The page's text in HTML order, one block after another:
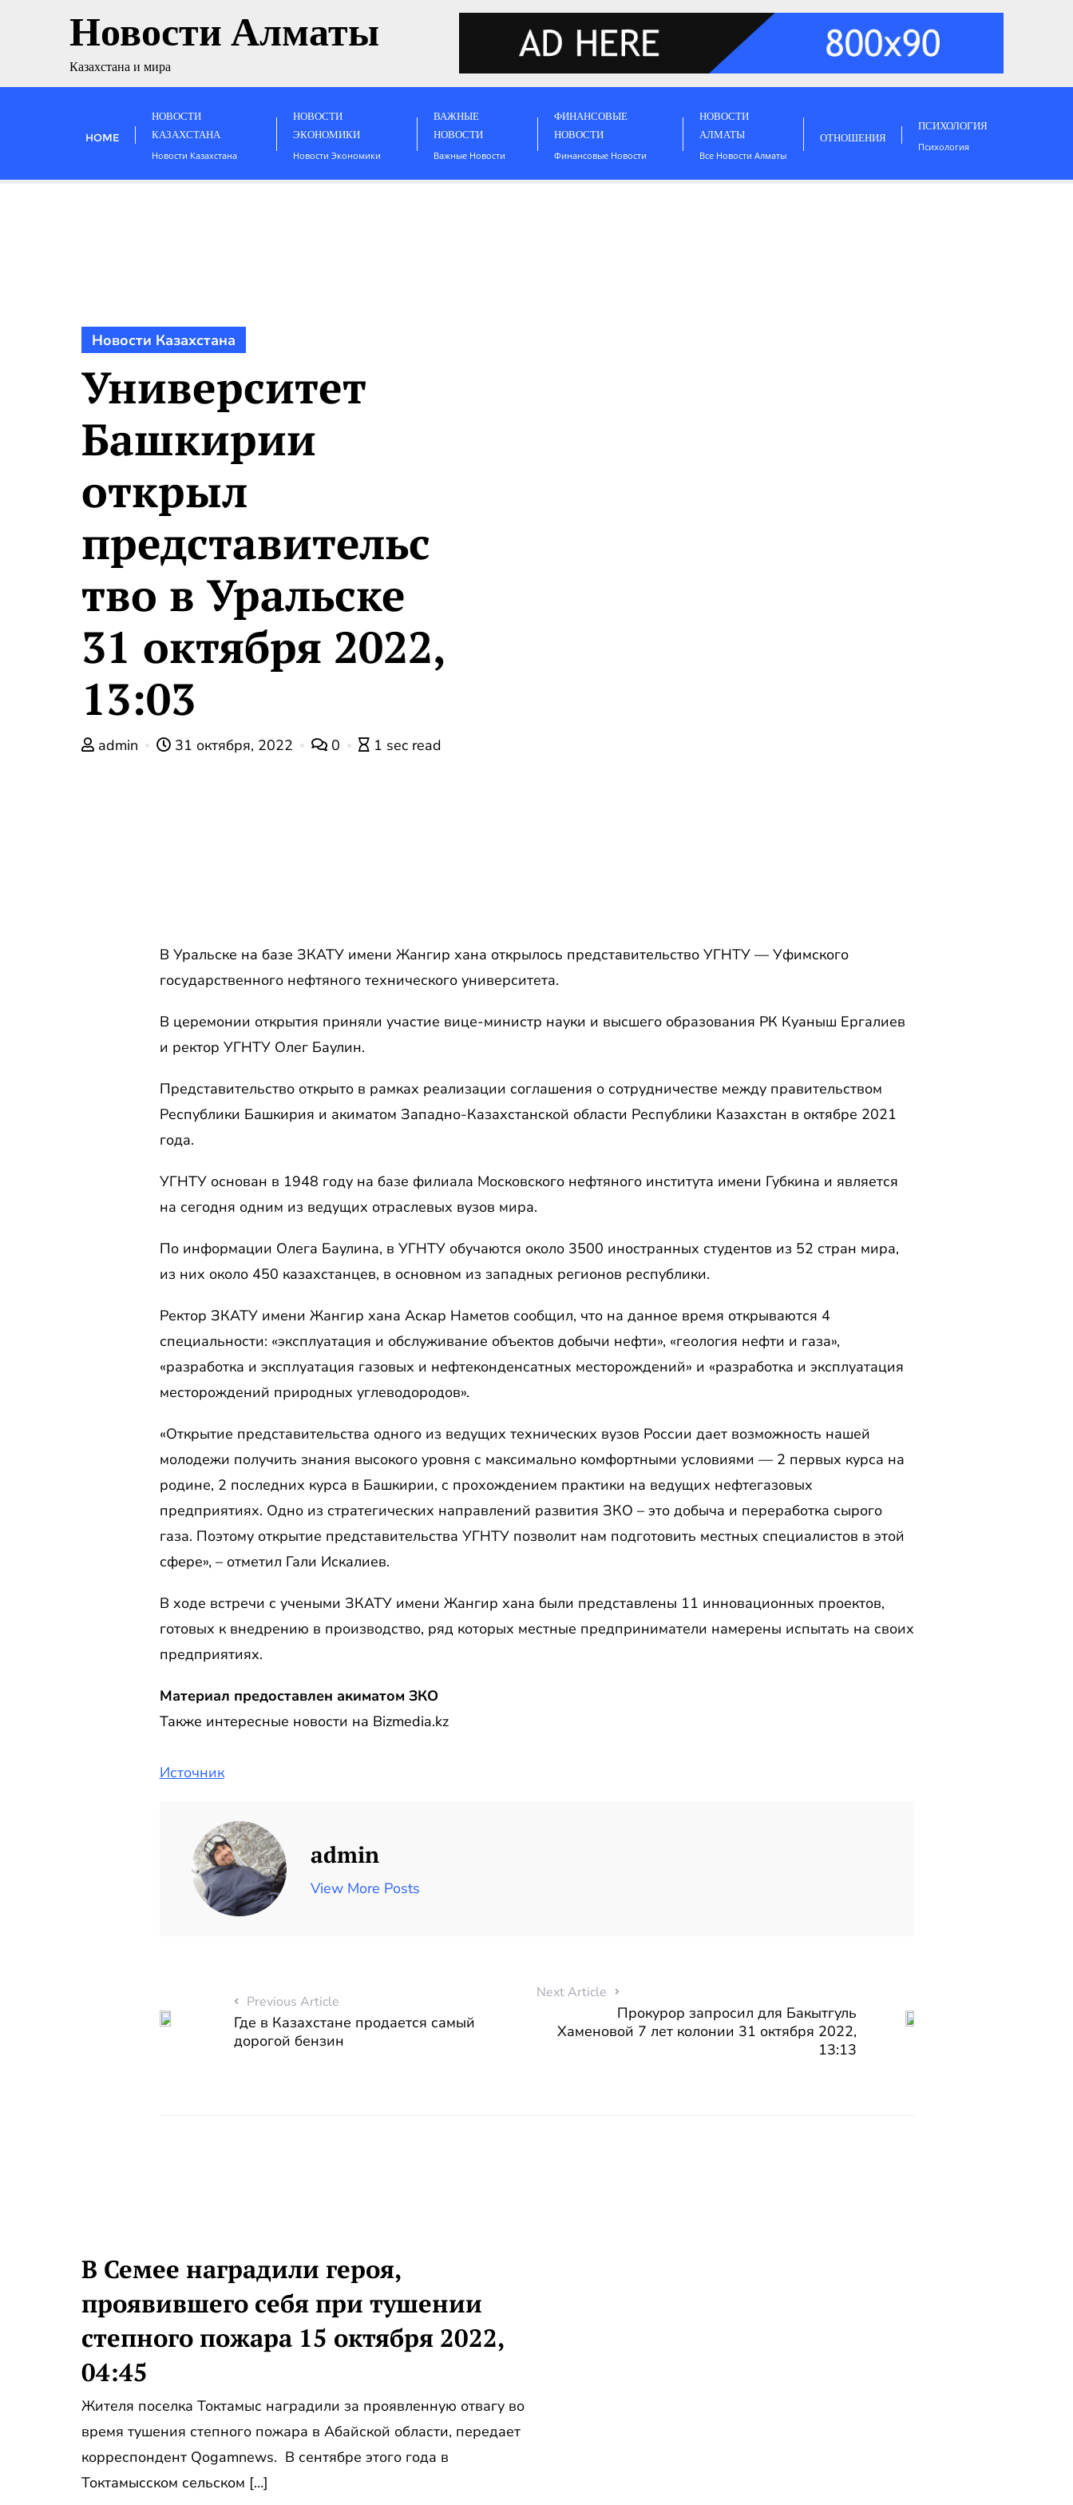
Новости Алматы
Казахстана и мира
HOME
НОВОСТИ
КАЗАХСТАНА
Новости Казахстана
НОВОСТИ
ЭКОНОМИКИ
Новости Экономики
ВАЖНЫЕ
НОВОСТИ
Важные Новости
ФИНАНСОВЫЕ
НОВОСТИ
Финансовые Новости
НОВОСТИ
АЛМАТЫ
Все Новости Алматы
ОТНОШЕНИЯ
ПСИХОЛОГИЯ
Психология
Новости Казахстана
Университет
Башкирии
открыл
представительс
тво в Уральске
31 октября 2022,
13:03
admin 31 октября, 2022 0 1 sec read
В Уральске на базе ЗКАТУ имени Жангир хана открылось представительство УГНТУ — Уфимского
государственного нефтяного технического университета.
В церемонии открытия приняли участие вице-министр науки и высшего образования РК Куаныш Ергалиев
и ректор УГНТУ Олег Баулин.
Представительство открыто в рамках реализации соглашения о сотрудничестве между правительством
Республики Башкирия и акиматом Западно-Казахстанской области Республики Казахстан в октябре 2021
года.
УГНТУ основан в 1948 году на базе филиала Московского нефтяного института имени Губкина и является
на сегодня одним из ведущих отраслевых вузов мира.
По информации Олега Баулина, в УГНТУ обучаются около 3500 иностранных студентов из 52 стран мира,
из них около 450 казахстанцев, в основном из западных регионов республики.
Ректор ЗКАТУ имени Жангир хана Аскар Наметов сообщил, что на данное время открываются 4
специальности: «эксплуатация и обслуживание объектов добычи нефти», «геология нефти и газа»,
«разработка и эксплуатация газовых и нефтеконденсатных месторождений» и «разработка и эксплуатация
месторождений природных углеводородов».
«Открытие представительства одного из ведущих технических вузов России дает возможность нашей
молодежи получить знания высокого уровня с максимально комфортными условиями — 2 первых курса на
родине, 2 последних курса в Башкирии, с прохождением практики на ведущих нефтегазовых
предприятиях. Одно из стратегических направлений развития ЗКО – это добыча и переработка сырого
газа. Поэтому открытие представительства УГНТУ позволит нам подготовить местных специалистов в этой
сфере», – отметил Гали Искалиев.
В ходе встречи с учеными ЗКАТУ имени Жангир хана были представлены 11 инновационных проектов,
готовых к внедрению в производство, ряд которых местные предприниматели намерены испытать на своих
предприятиях.
Материал предоставлен акиматом ЗКО
Также интересные новости на Bizmedia.kz
Источник
admin
View More Posts
Previous Article
Где в Казахстане продается самый
дорогой бензин
Next Article
Прокурор запросил для Бакытгуль
Хаменовой 7 лет колонии 31 октября 2022,
13:13
В Семее наградили героя,
проявившего себя при тушении
степного пожара 15 октября 2022,
04:45
Жителя поселка Токтамыс наградили за проявленную отвагу во
время тушения степного пожара в Абайской области, передает
корреспондент Qogamnews. В сентябре этого года в
Токтамысском сельском […]